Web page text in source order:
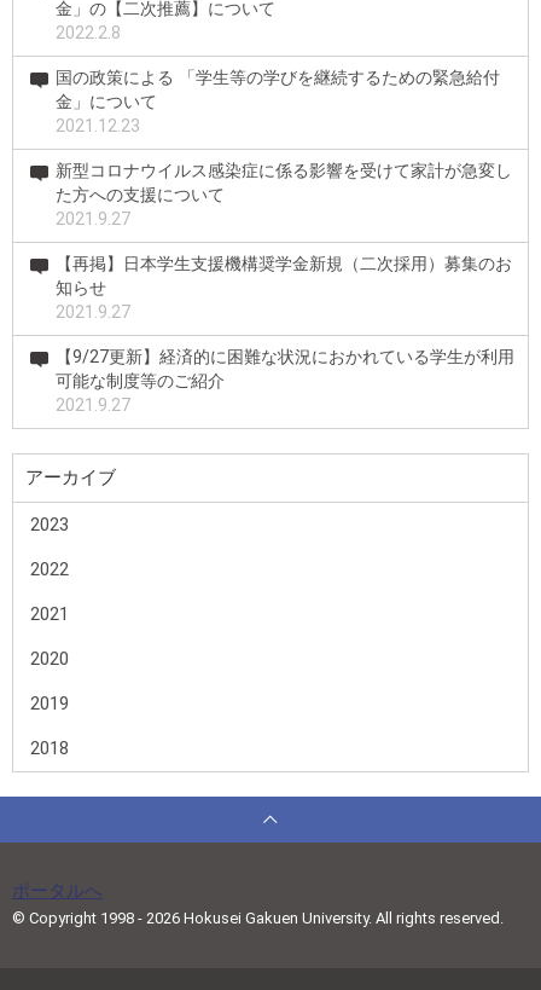
金」の【二次推薦】について
2022.2.8
国の政策による 「学生等の学びを継続するための緊急給付
金」について
2021.12.23
新型コロナウイルス感染症に係る影響を受けて家計が急変し
た方への支援について
2021.9.27
【再掲】日本学生支援機構奨学金新規（二次採用）募集のお
知らせ
2021.9.27
【9/27更新】経済的に困難な状況におかれている学生が利用
可能な制度等のご紹介
2021.9.27
アーカイブ
2023
2022
2021
2020
2019
2018
ポータルへ
© Copyright 1998 - 2026 Hokusei Gakuen University. All rights reserved.